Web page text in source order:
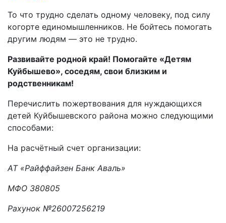
То что трудно сделать одному человеку, под силу
когорте единомышленников. Не бойтесь помогать
другим людям — это не трудно.
Развивайте родной край! Помогайте «Детям
Куйбышево», соседям, свои близким и
родственникам!
Перечислить пожертвования для нуждающихся
детей Куйбышевского района можно следующими
способами:
На расчётный счет организации:
AT «Райффайзен Банк Аваль»
МФО 380805
Рахунок №26007256219